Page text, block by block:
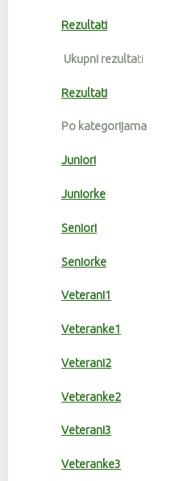
Rezultati
Ukupni rezultati
Rezultati
Po kategorijama
Juniori
Juniorke
Seniori
Seniorke
Veterani1
Veteranke1
Veterani2
Veteranke2
Veterani3
Veteranke3